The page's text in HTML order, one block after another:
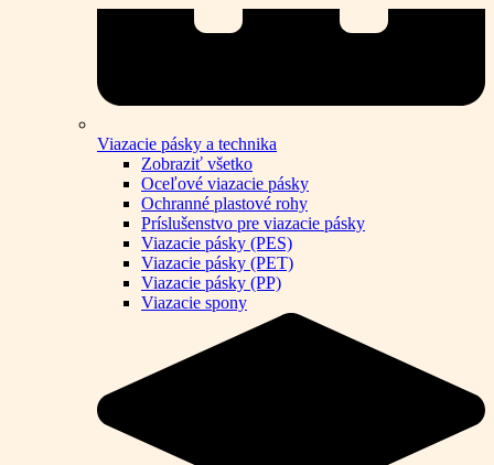
Viazacie pásky a technika
Zobraziť všetko
Oceľové viazacie pásky
Ochranné plastové rohy
Príslušenstvo pre viazacie pásky
Viazacie pásky (PES)
Viazacie pásky (PET)
Viazacie pásky (PP)
Viazacie spony